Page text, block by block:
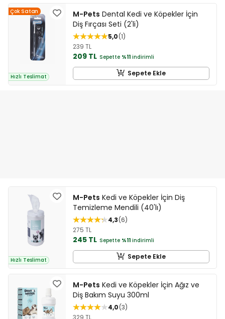
Çok Satan
Hızlı Teslimat
M-Pets Dental Kedi ve Köpekler İçin
Diş Fırçası Seti (2'li)
5,0 1
239 TL
209 TL Sepette %11 indirimli
Sepete Ekle
Hızlı Teslimat
M-Pets Kedi ve Köpekler İçin Diş
Temizleme Mendili (40'lı)
4,3 6
275 TL
245 TL Sepette %11 indirimli
Sepete Ekle
M-Pets Kedi ve Köpekler İçin Ağız ve
Diş Bakım Suyu 300ml
4,0 3
329 TL